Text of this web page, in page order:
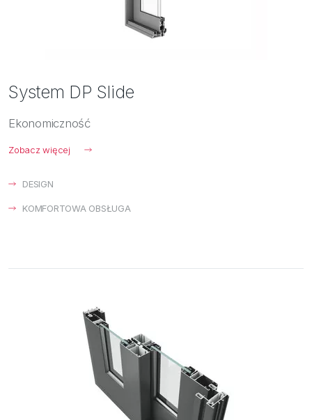
System DP Slide
Ekonomiczność
Zobacz więcej
DESIGN
KOMFORTOWA OBSŁUGA